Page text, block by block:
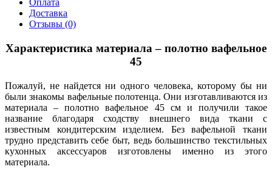
Доставка
Отзывы (0)
Характеристика материала – полотно вафельное
45
Пожалуй, не найдется ни одного человека, которому бы ни
были знакомы вафельные полотенца. Они изготавливаются из
материала – полотно вафельное 45 см и получили такое
название благодаря сходству внешнего вида ткани с
известным кондитерским изделием. Без вафельной ткани
трудно представить себе быт, ведь большинство текстильных
кухонных аксессуаров изготовлены именно из этого
материала.